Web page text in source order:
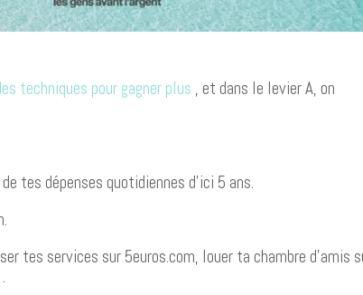
techniques pour gagner plus , et dans le levier A, on
tes dépenses quotidiennes d’ici 5 ans.
tes services sur 5euros.com, louer ta chambre d’amis